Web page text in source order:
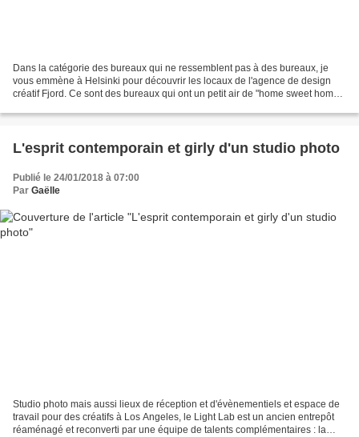
Dans la catégorie des bureaux qui ne ressemblent pas à des bureaux, je
vous emmène à Helsinki pour découvrir les locaux de l'agence de design
créatif Fjord. Ce sont des bureaux qui ont un petit air de "home sweet home"
L'esprit contemporain et girly d'un studio photo
Publié le 24/01/2018 à 07:00
Par Gaëlle
Studio photo mais aussi lieux de réception et d'évènementiels et espace de
travail pour des créatifs à Los Angeles, le Light Lab est un ancien entrepôt
réaménagé et reconverti par une équipe de talents complémentaires : la